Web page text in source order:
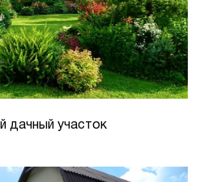
дачный участок